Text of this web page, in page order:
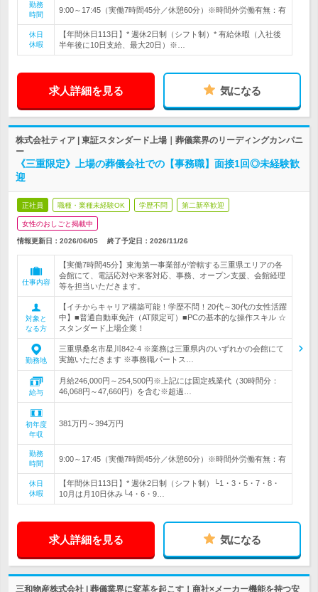
勤務
時間
9:00～17:45（実働7時間45分／休憩60分）※時間外労働有無：有
休日
休暇
【年間休日113日】* 週休2日制（シフト制）* 有給休暇（入社後
半年後に10日支給、最大20日）※…
求人詳細を見る 気になる
株式会社ティア | 東証スタンダード上場｜葬儀業界のリーディングカンパニ
ー
《三重限定》上場の葬儀会社での【事務職】面接1回◎未経験歓
迎
正社員 職種・業種未経験OK 学歴不問 第二新卒歓迎
女性のおしごと掲載中
情報更新日：2026/06/05 終了予定日： 2026/11/26
仕事内容
【実働7時間45分】東海第一事業部が管轄する三重県エリアの各
会館にて、電話応対や来客対応、事務、オープン支援、会館経理
等を担当いただきます。
対象と
なる方
【イチからキャリア構築可能！学歴不問！20代～30代の女性活躍
中】■普通自動車免許（AT限定可）■PCの基本的な操作スキル ☆
スタンダード上場企業！
勤務地
三重県桑名市星川842-4 ※業務は三重県内のいずれかの会館にて
実施いただきます ※事務職パートス…
給与
月給246,000円～254,500円※上記には固定残業代（30時間分：
46,068円～47,660円）を含む※超過…
初年度
年収
381万円～394万円
勤務
時間
9:00～17:45（実働7時間45分／休憩60分）※時間外労働有無：有
休日
休暇
【年間休日113日】* 週休2日制（シフト制）└1・3・5・7・8・
10月は月10日休み└4・6・9…
求人詳細を見る 気になる
三和物産株式会社 | 葬儀業界に変革を起こす！商社×メーカー機能を持つ安